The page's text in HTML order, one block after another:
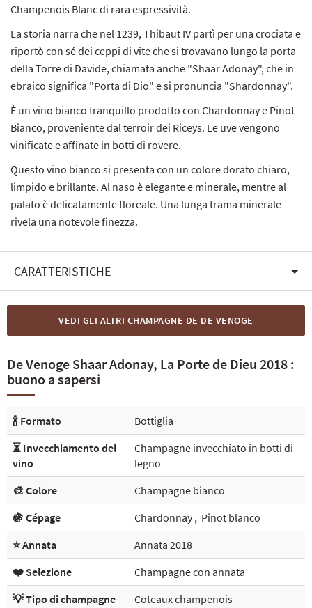
Champenois Blanc di rara espressività.
La storia narra che nel 1239, Thibaut IV partì per una crociata e
riportò con sé dei ceppi di vite che si trovavano lungo la porta
della Torre di Davide, chiamata anche "Shaar Adonay", che in
ebraico significa "Porta di Dio" e si pronuncia "Shardonnay".
È un vino bianco tranquillo prodotto con Chardonnay e Pinot
Bianco, proveniente dal terroir dei Riceys. Le uve vengono
vinificate e affinate in botti di rovere.
Questo vino bianco si presenta con un colore dorato chiaro,
limpido e brillante. Al naso è elegante e minerale, mentre al
palato è delicatamente floreale. Una lunga trama minerale
rivela una notevole finezza.
CARATTERISTICHE
VEDI GLI ALTRI CHAMPAGNE DE DE VENOGE
De Venoge Shaar Adonay, La Porte de Dieu 2018 :
buono a sapersi
🍾 Formato
Bottiglia
⏳ Invecchiamento del
vino
Champagne invecchiato in botti di
legno
🎨 Colore
Champagne bianco
🍇 Cépage
Chardonnay, Pinot blanco
⭐ Annata
Annata 2018
❤️ Selezione
Champagne con annata
💡 Tipo di champagne
Coteaux champenois